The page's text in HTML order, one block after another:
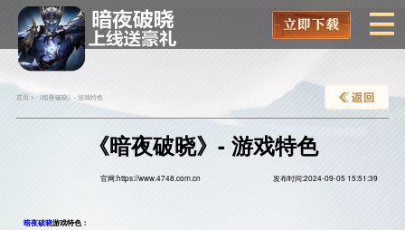
首页> 《暗夜破晓》- 游戏特色
《暗夜破晓》- 游戏特色
官网:https://www.4748.com.cn 发布时间:2024-09-05 15:51:39
暗夜破晓游戏特色：